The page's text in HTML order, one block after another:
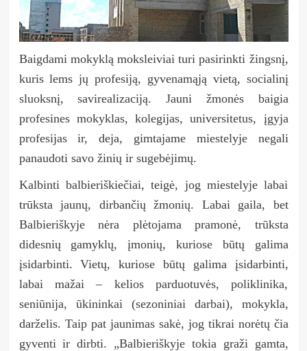
Baigdami mokyklą moksleiviai turi pasirinkti žingsnį,
kuris lems jų profesiją, gyvenamąją vietą, socialinį
sluoksnį, savirealizaciją. Jauni žmonės baigia
profesines mokyklas, kolegijas, universitetus, įgyja
profesijas ir, deja, gimtajame miestelyje negali
panaudoti savo žinių ir sugebėjimų.
Kalbinti balbieriškiečiai, teigė, jog miestelyje labai
trūksta jaunų, dirbančių žmonių. Labai gaila, bet
Balbieriškyje nėra plėtojama pramonė, trūksta
didesnių gamyklų, įmonių, kuriose būtų galima
įsidarbinti. Vietų, kuriose būtų galima įsidarbinti,
labai mažai – kelios parduotuvės, poliklinika,
seniūnija, ūkininkai (sezoniniai darbai), mokykla,
darželis. Taip pat jaunimas sakė, jog tikrai norėtų čia
gyventi ir dirbti. „Balbieriškyje tokia graži gamta,